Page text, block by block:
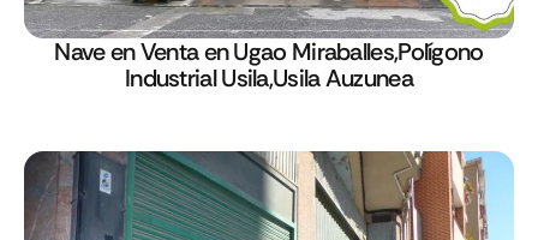
Nave en Venta en Ugao Miraballes,Polígono
Industrial Usila,Usila Auzunea